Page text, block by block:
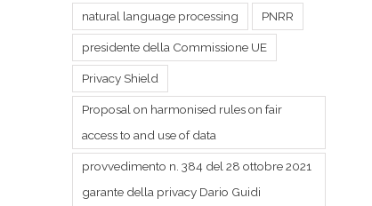
natural language processing PNRR
presidente della Commissione UE
Privacy Shield
Proposal on harmonised rules on fair
access to and use of data
provvedimento n. 384 del 28 ottobre 2021
garante della privacy Dario Guidi